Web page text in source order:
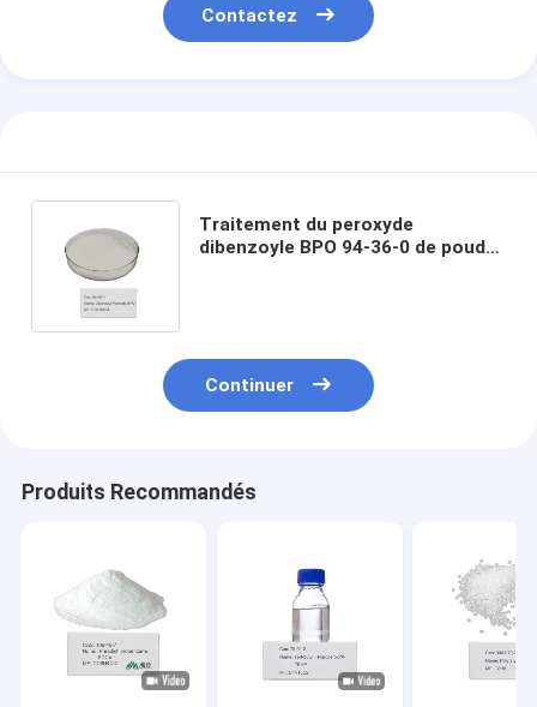
Contactez
Traitement du peroxyde
dibenzoyle BPO 94-36-0 de poudre
Continuer
Produits Recommandés